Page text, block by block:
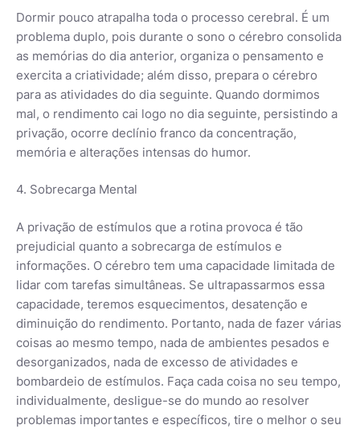
Dormir pouco atrapalha toda o processo cerebral. É um
problema duplo, pois durante o sono o cérebro consolida
as memórias do dia anterior, organiza o pensamento e
exercita a criatividade; além disso, prepara o cérebro
para as atividades do dia seguinte. Quando dormimos
mal, o rendimento cai logo no dia seguinte, persistindo a
privação, ocorre declínio franco da concentração,
memória e alterações intensas do humor.
4. Sobrecarga Mental
A privação de estímulos que a rotina provoca é tão
prejudicial quanto a sobrecarga de estímulos e
informações. O cérebro tem uma capacidade limitada de
lidar com tarefas simultâneas. Se ultrapassarmos essa
capacidade, teremos esquecimentos, desatenção e
diminuição do rendimento. Portanto, nada de fazer várias
coisas ao mesmo tempo, nada de ambientes pesados e
desorganizados, nada de excesso de atividades e
bombardeio de estímulos. Faça cada coisa no seu tempo,
individualmente, desligue-se do mundo ao resolver
problemas importantes e específicos, tire o melhor o seu